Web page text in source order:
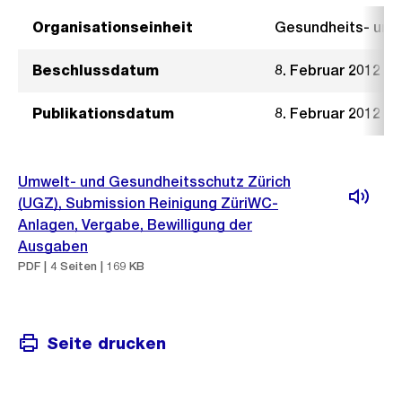
Organisationseinheit Gesundheits-
Beschlussdatum 8. Februar 2012
Publikationsdatum 8. Februar 2012
Umwelt- und Gesundheitsschutz Zürich
(UGZ), Submission Reinigung ZüriWC-
Anlagen, Vergabe, Bewilligung der
Ausgaben
PDF | 4 Seiten | 169 KB
Seite drucken